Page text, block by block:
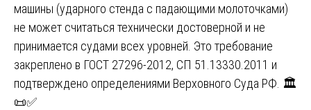
машины (ударного стенда с падающими молоточками)
не может считаться технически достоверной и не
принимается судами всех уровней. Это требование
закреплено в ГОСТ 27296-2012, СП 51.13330.2011 и
подтверждено определениями Верховного Суда РФ. 🏛️
📜✅